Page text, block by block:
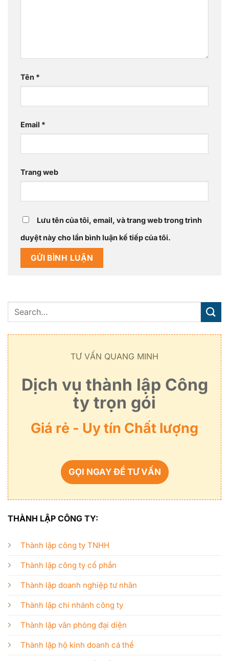
Tên *
Email *
Trang web
Lưu tên của tôi, email, và trang web trong trình
duyệt này cho lần bình luận kế tiếp của tôi.
TƯ VẤN QUANG MINH
Dịch vụ thành lập Công
ty trọn gói
Giá rẻ - Uy tín Chất lượng
GỌI NGAY ĐỂ TƯ VẤN
THÀNH LẬP CÔNG TY:
Thành lập công ty TNHH
Thành lập công ty cổ phần
Thành lập doanh nghiệp tư nhân
Thành lập chi nhánh công ty
Thành lập văn phòng đại diện
Thành lập hộ kinh doanh cá thể